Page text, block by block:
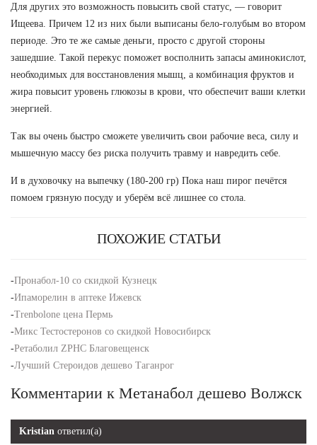
Для других это возможность повысить свой статус, — говорит
Ищеева. Причем 12 из них были выписаны бело-голубым во втором
периоде. Это те же самые деньги, просто с другой стороны
зашедшие. Такой перекус поможет восполнить запасы аминокислот,
необходимых для восстановления мышц, а комбинация фруктов и
жира повысит уровень глюкозы в крови, что обеспечит ваши клетки
энергией.
Так вы очень быстро сможете увеличить свои рабочие веса, силу и
мышечную массу без риска получить травму и навредить себе.
И в духовочку на выпечку (180-200 гр) Пока наш пирог печётся
помоем грязную посуду и уберём всё лишнее со стола.
ПОХОЖИЕ СТАТЬИ
-Пронабол-10 со скидкой Кузнецк
-Ипаморелин в аптеке Ижевск
-Trenbolone цена Пермь
-Микс Тестостеронов со скидкой Новосибирск
-Ретаболил ZPHC Благовещенск
-Лучший Стероидов дешево Таганрог
Комментарии к Метанабол дешево Волжск
Kristian ответил(а)